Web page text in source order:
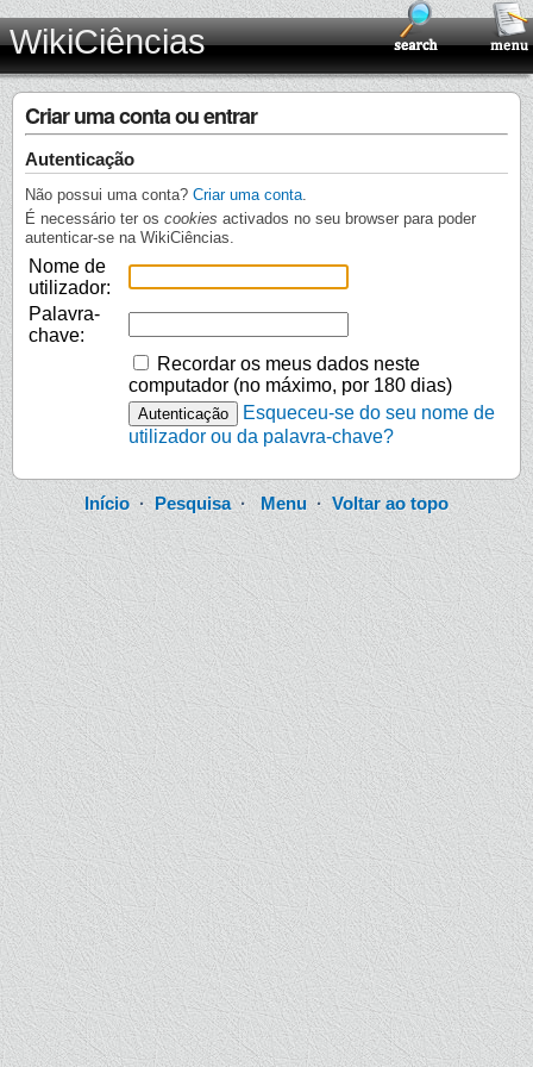
WikiCiências
Criar uma conta ou entrar
Autenticação
Não possui uma conta? Criar uma conta
É necessário ter os cookies activados no seu browser para poder
autenticar-se na WikiCiências.
Nome de
utilizador:
Palavra-
chave:
Recordar os meus dados neste
computador (no máximo, por 180 dias)
Esqueceu-se do seu nome de
utilizador ou da palavra-chave?
Início· Pesquisa·Menu ·Voltar ao topo